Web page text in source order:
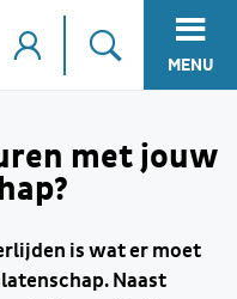
MENU
met jouw
is wat er moet
Naast